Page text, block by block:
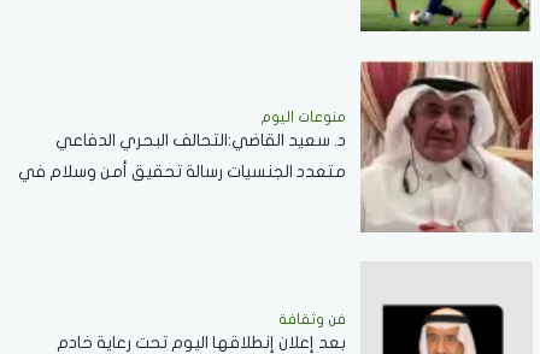
منوعات اليوم
د. سعيد القاضي:التحالف البحري الدفاعي
متعدد الجنسيات رسالة تحقيق أمن وسلام في
فن وثقافة
بعد إعلان إنطلاقها اليوم تحت رعاية خادم